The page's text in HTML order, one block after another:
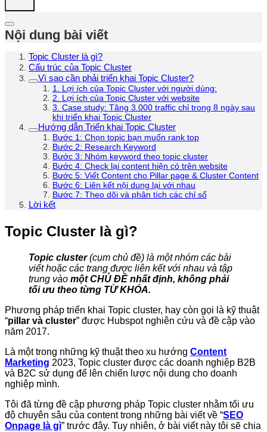
Nội dung bài viết
Topic Cluster là gì?
Cấu trúc của Topic Cluster
Vì sao cần phải triển khai Topic Cluster?
1. Lợi ích của Topic Cluster với người dùng:
2. Lợi ích của Topic Cluster với website
3. Case study: Tăng 3.000 traffic chỉ trong 8 ngày sau
khi triển khai Topic Cluster
Hướng dẫn Triển khai Topic Cluster
Bước 1: Chọn topic bạn muốn rank top
Bước 2: Research Keyword
Bước 3: Nhóm keyword theo topic cluster
Bước 4: Check lại content hiện có trên website
Bước 5: Viết Content cho Pillar page & Cluster Content
Bước 6: Liên kết nội dung lại với nhau
Bước 7: Theo dõi và phân tích các chỉ số
Lời kết
Topic Cluster là gì?
Topic cluster(cụm chủ đề) là một nhóm các bài
viết hoặc các trang được liên kết với nhau và tập
trung vào một CHỦ ĐỀ nhất định, không phải
tối ưu theo từng TỪ KHÓA.
Phương pháp triển khai Topic cluster, hay còn gọi là kỹ thuật
“pillar và cluster” được Hubspot nghiên cứu và đề cập vào
năm 2017.
Là một trong những kỹ thuật theo xu hướng Content
Marketing 2023, Topic cluster được các doanh nghiệp B2B
và B2C sử dụng để lên chiến lược nội dung cho doanh
nghiệp mình.
Tôi đã từng đề cập phương pháp Topic cluster nhằm tối ưu
độ chuyên sâu của content trong những bài viết về “SEO
Onpage là gì” trước đây. Tuy nhiên, ở bài viết này tôi sẽ chia